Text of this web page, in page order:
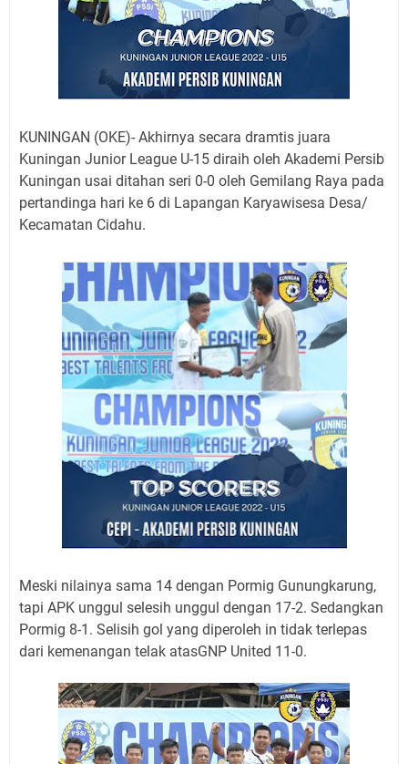
Info Sembako di Pasar Kepuh Kuningan Kamis 6
Agustus 2026, Daging Naik, Telur Turun
Agenda Kegiatan Bupati Kuningan Jumat 7 Agustus
2026 Ada Tiga, Tapi yang Bakal Dihadiri Hanya Satu
Ini Empat Lokasi Samsat Keliling Kuningan Jumat 7
KUNINGAN (OKE)- Akhirnya secara dramtis juara
Kuningan Junior League U-15 diraih oleh Akademi Persib
Kuningan usai ditahan seri 0-0 oleh Gemilang Raya pada
pertandinga hari ke 6 di Lapangan Karyawisesa Desa/
Kecamatan Cidahu.
Meski nilainya sama 14 dengan Pormig Gunungkarung,
tapi APK unggul selesih unggul dengan 17-2. Sedangkan
Pormig 8-1. Selisih gol yang diperoleh in tidak terlepas
dari kemenangan telak atasGNP United 11-0.